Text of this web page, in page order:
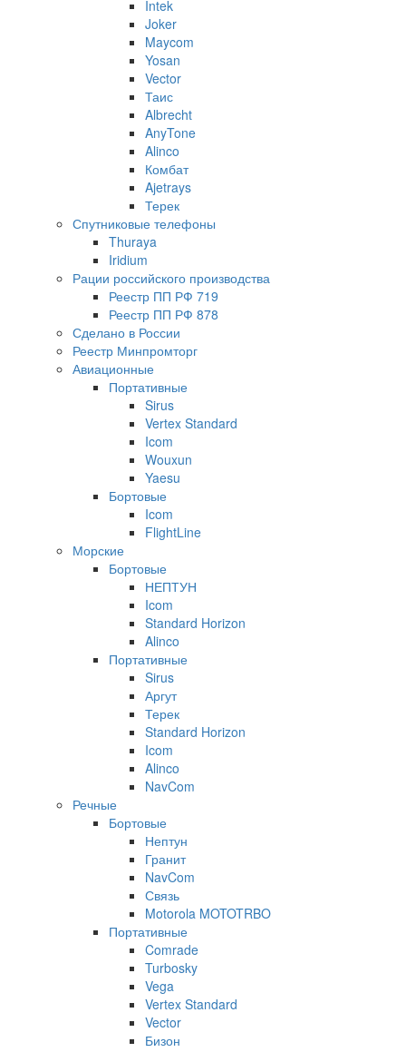
Intek
Joker
Maycom
Yosan
Vector
Таис
Albrecht
AnyTone
Alinco
Комбат
Ajetrays
Терек
Спутниковые телефоны
Thuraya
Iridium
Рации российского производства
Реестр ПП РФ 719
Реестр ПП РФ 878
Сделано в России
Реестр Минпромторг
Авиационные
Портативные
Sirus
Vertex Standard
Icom
Wouxun
Yaesu
Бортовые
Icom
FlightLine
Морские
Бортовые
НЕПТУН
Icom
Standard Horizon
Alinco
Портативные
Sirus
Аргут
Терек
Standard Horizon
Icom
Alinco
NavCom
Речные
Бортовые
Нептун
Гранит
NavCom
Связь
Motorola MOTOTRBO
Портативные
Comrade
Turbosky
Vega
Vertex Standard
Vector
Бизон